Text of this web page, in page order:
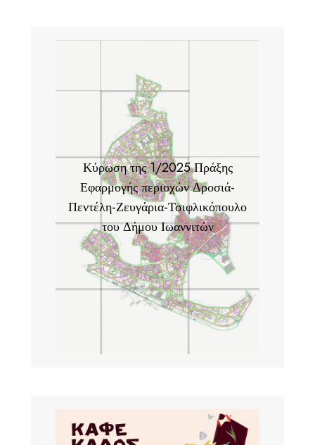
Κύρωση της 1/2025 Πράξης
Εφαρμογής περιοχών Δροσιά-
Πεντέλη-Ζευγάρια-Τσιφλικόπουλο
του Δήμου Ιωαννιτών